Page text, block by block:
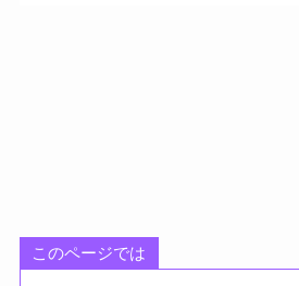
このページでは